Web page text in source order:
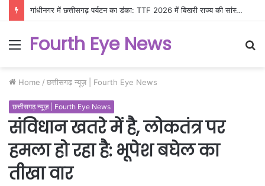
गांधीनगर में छत्तीसगढ़ पर्यटन का डंका: TTF 2026 में बिखरी राज्य की सांस्कृतिक और प्राकृतिक छटा
Menu
Fourth Eye News
Home / छत्तीसगढ़ न्यूज़ | Fourth Eye News
छत्तीसगढ़ न्यूज़ | Fourth Eye News
संविधान खतरे में है, लोकतंत्र पर
हमला हो रहा है: भूपेश बघेल का
तीखा वार